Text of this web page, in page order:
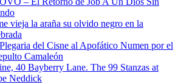
vieja la araña su olvido negro en la
del Cisne al Apofático Numen por el
Camaleón
40 Bayberry Lane. The 99 Stanzas at
Neddick